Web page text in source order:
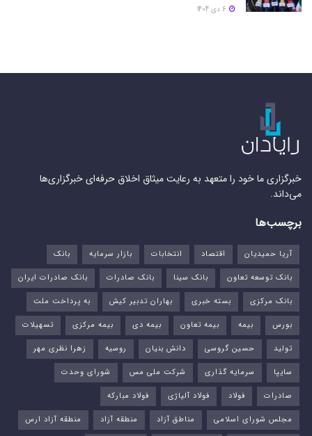
خبرگزاری ما خود را متعهد به رعایت میثاق اخلاق حرفه‌ای خبرگزاری‌ها
می‌داند.
برچسب‌ها
آریا حمیدیان اقتصاد انتخابات بازار سرمایه
بانک
بانک توسعه تعاون
بانک سینا بانک صادرات
بانک صادرات ایران
بانک مرکزی
بسته خبری بهاران تدبیر کیش
به پرداخت ملت
بورس‌
بیمه بیمه تعاون بیمه دی بیمه مرکزی
تسهیلات
تولید
حسین گروسی دانش بنیان روسیه
زهرا نظری مهر
سایپا
سرمایه گذاری شرکت ملی مس
شورای وحدت
صادرات
فولاد فولاد آلیاژی
فولاد مبارکه
مجلس شورای اسلامی
مناطق آزاد منطقه آزاد منطقه آزاد ارس